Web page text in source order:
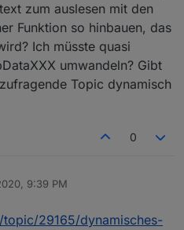
zum auslesen mit den
Funktion so hinbauen, das
Ich müsste quasi
umwandeln? Gibt
Topic dynamisch
0
9:39 PM
29165/dynamisches-